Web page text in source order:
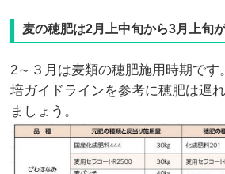
麦の穂肥は2月上中旬から3月上旬
2～３月は麦類の穂肥施用時期です
培ガイドラインを参考に穂肥は遅
ましょう。